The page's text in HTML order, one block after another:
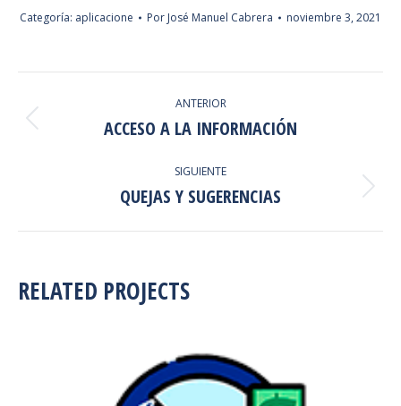
Categoría: aplicacione Por José Manuel Cabrera noviembre 3, 2021
ENTRE
ANTERIOR
Proyecto
ACCESO A LA INFORMACIÓN
SIGUIENTE
Proyecto
QUEJAS Y SUGERENCIAS
RELATED PROJECTS